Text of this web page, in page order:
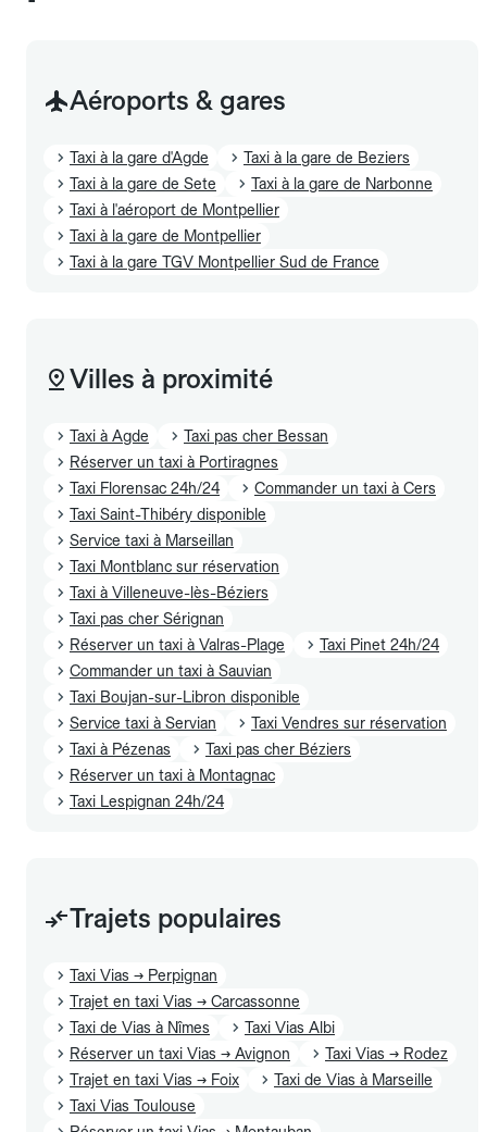
Aéroports & gares
Taxi à la gare d'Agde
Taxi à la gare de Beziers
Taxi à la gare de Sete
Taxi à la gare de Narbonne
Taxi à l'aéroport de Montpellier
Taxi à la gare de Montpellier
Taxi à la gare TGV Montpellier Sud de France
Villes à proximité
Taxi à Agde
Taxi pas cher Bessan
Réserver un taxi à Portiragnes
Taxi Florensac 24h/24
Commander un taxi à Cers
Taxi Saint-Thibéry disponible
Service taxi à Marseillan
Taxi Montblanc sur réservation
Taxi à Villeneuve-lès-Béziers
Taxi pas cher Sérignan
Réserver un taxi à Valras-Plage
Taxi Pinet 24h/24
Commander un taxi à Sauvian
Taxi Boujan-sur-Libron disponible
Service taxi à Servian
Taxi Vendres sur réservation
Taxi à Pézenas
Taxi pas cher Béziers
Réserver un taxi à Montagnac
Taxi Lespignan 24h/24
Trajets populaires
Taxi Vias → Perpignan
Trajet en taxi Vias → Carcassonne
Taxi de Vias à Nîmes
Taxi Vias Albi
Réserver un taxi Vias → Avignon
Taxi Vias → Rodez
Trajet en taxi Vias → Foix
Taxi de Vias à Marseille
Taxi Vias Toulouse